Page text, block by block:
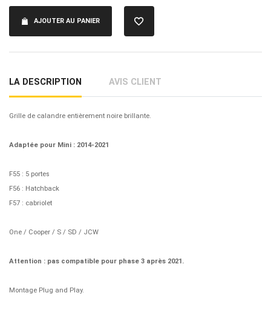
AJOUTER AU PANIER
LA DESCRIPTION AVIS CLIENT
Grille de calandre entièrement noire brillante.
Adaptée pour Mini : 2014-2021
F55 : 5 portes
F56 : Hatchback
F57 : cabriolet
One / Cooper / S / SD / JCW
Attention : pas compatible pour phase 3 après 2021.
Montage Plug and Play.